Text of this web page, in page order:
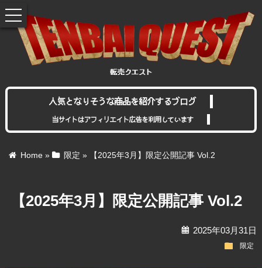
人気となりそうな商品を紹介するブログ
当サイトはアフィリエイト広告を利用しています
Home » 限定 » 【2025年3月】限定公開記事 Vol.2
【2025年3月】限定公開記事 Vol.2
calendar2025年03月31日
folder 限定
toggle
navigation